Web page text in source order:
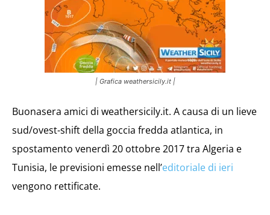
| Grafica weathersicily.it |
Buonasera amici di weathersicily.it. A causa di un lieve
sud/ovest-shift della goccia fredda atlantica, in
spostamento venerdì 20 ottobre 2017 tra Algeria e
Tunisia, le previsioni emesse nell’editoriale di ieri
vengono rettificate.